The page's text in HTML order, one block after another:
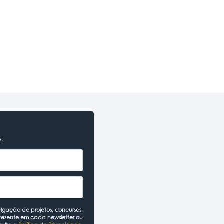
de projetos, concursos,
em cada newsletter ou